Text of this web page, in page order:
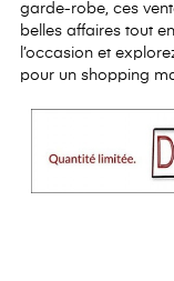
garde-robe, ces
belles affaires tout
l’occasion et
pour un shopping